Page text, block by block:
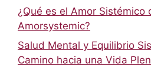
¿Qué es el Amor Sistémico
Amorsystemic?
Salud Mental y Equilibrio
Camino hacia una Vida